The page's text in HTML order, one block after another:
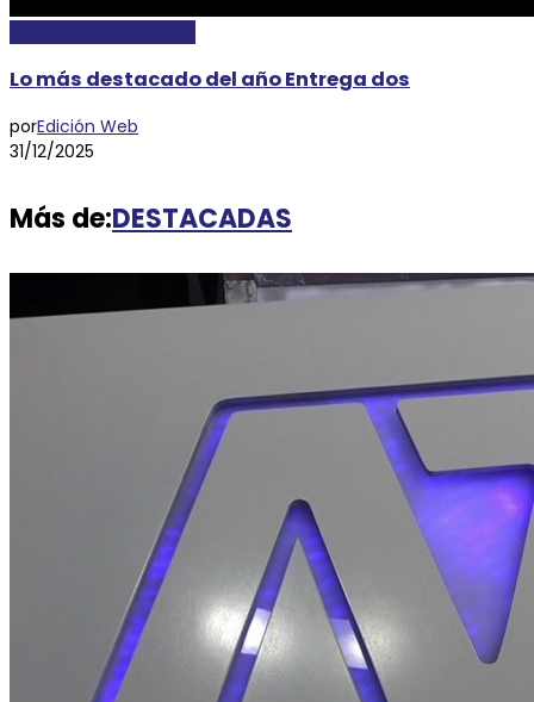
Lo más destacado del año Entrega dos
porEdición Web
31/12/2025
Más de:DESTACADAS